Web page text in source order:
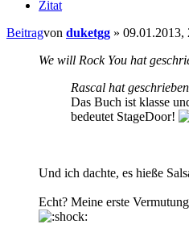
Zitat
Beitragvon duketgg » 09.01.2013,
We will Rock You hat
Rascal hat
Das Buch ist klasse
bedeutet StageDoor!
Und ich dachte, es hieße
Echt? Meine erste